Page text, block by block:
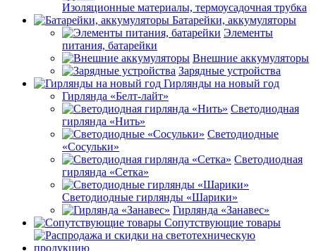
Изоляционные материалы, термоусадочная трубка
Батарейки, аккумуляторы
Элементы
питания, батарейки
Внешние аккумуляторы
Зарядные устройства
Гирлянды на новый год
Гирлянда «Белт-лайт»
Светодиодная
гирлянда «Нить»
Светодиодные
«Сосульки»
Светодиодная
гирлянда «Сетка»
Светодиодные гирлянды «Шарики»
Гирлянда «Занавес»
Сопутствующие товары